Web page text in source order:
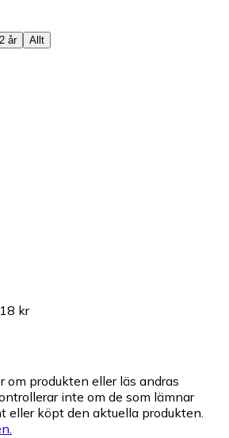
2 år Allt
18 kr
om produkten eller läs andras
inte om de som lämnar
eller köpt den aktuella produkten.